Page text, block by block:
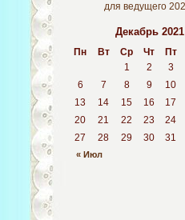
для ведущего
Декабрь 2021
Пн Вт Ср Чт Пт
« Июл
1 2 3
6
7 8 9 10
13
14 15 16 17
20
21 22 23 24
27
28 29 30 31